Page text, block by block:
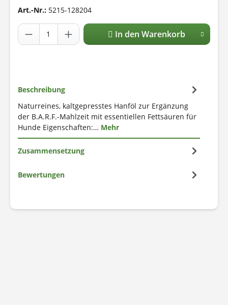
Art.-Nr.: 5215-128204
In den Warenkorb
Beschreibung
Naturreines, kaltgepresstes Hanföl zur Ergänzung
der B.A.R.F.-Mahlzeit mit essentiellen Fettsäuren für
Hunde Eigenschaften:… Mehr
Zusammensetzung
Bewertungen